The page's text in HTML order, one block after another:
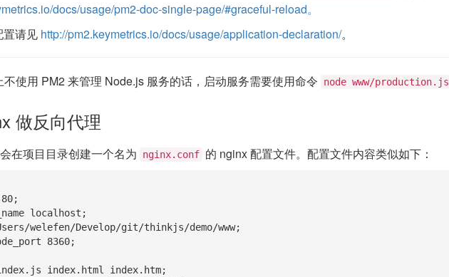
docs/usage/pm2-doc-single-page/#graceful-reload。
置请见 http://pm2.keymetrics.io/docs/usage/application-declaration/。
不使用 PM2 来管理 Node.js 服务的话，启动服务需要使用命令 node www/production.js
做反向代理
在项目目录创建一个名为 nginx.conf 的 nginx 配置文件。配置文件内容类似如下：